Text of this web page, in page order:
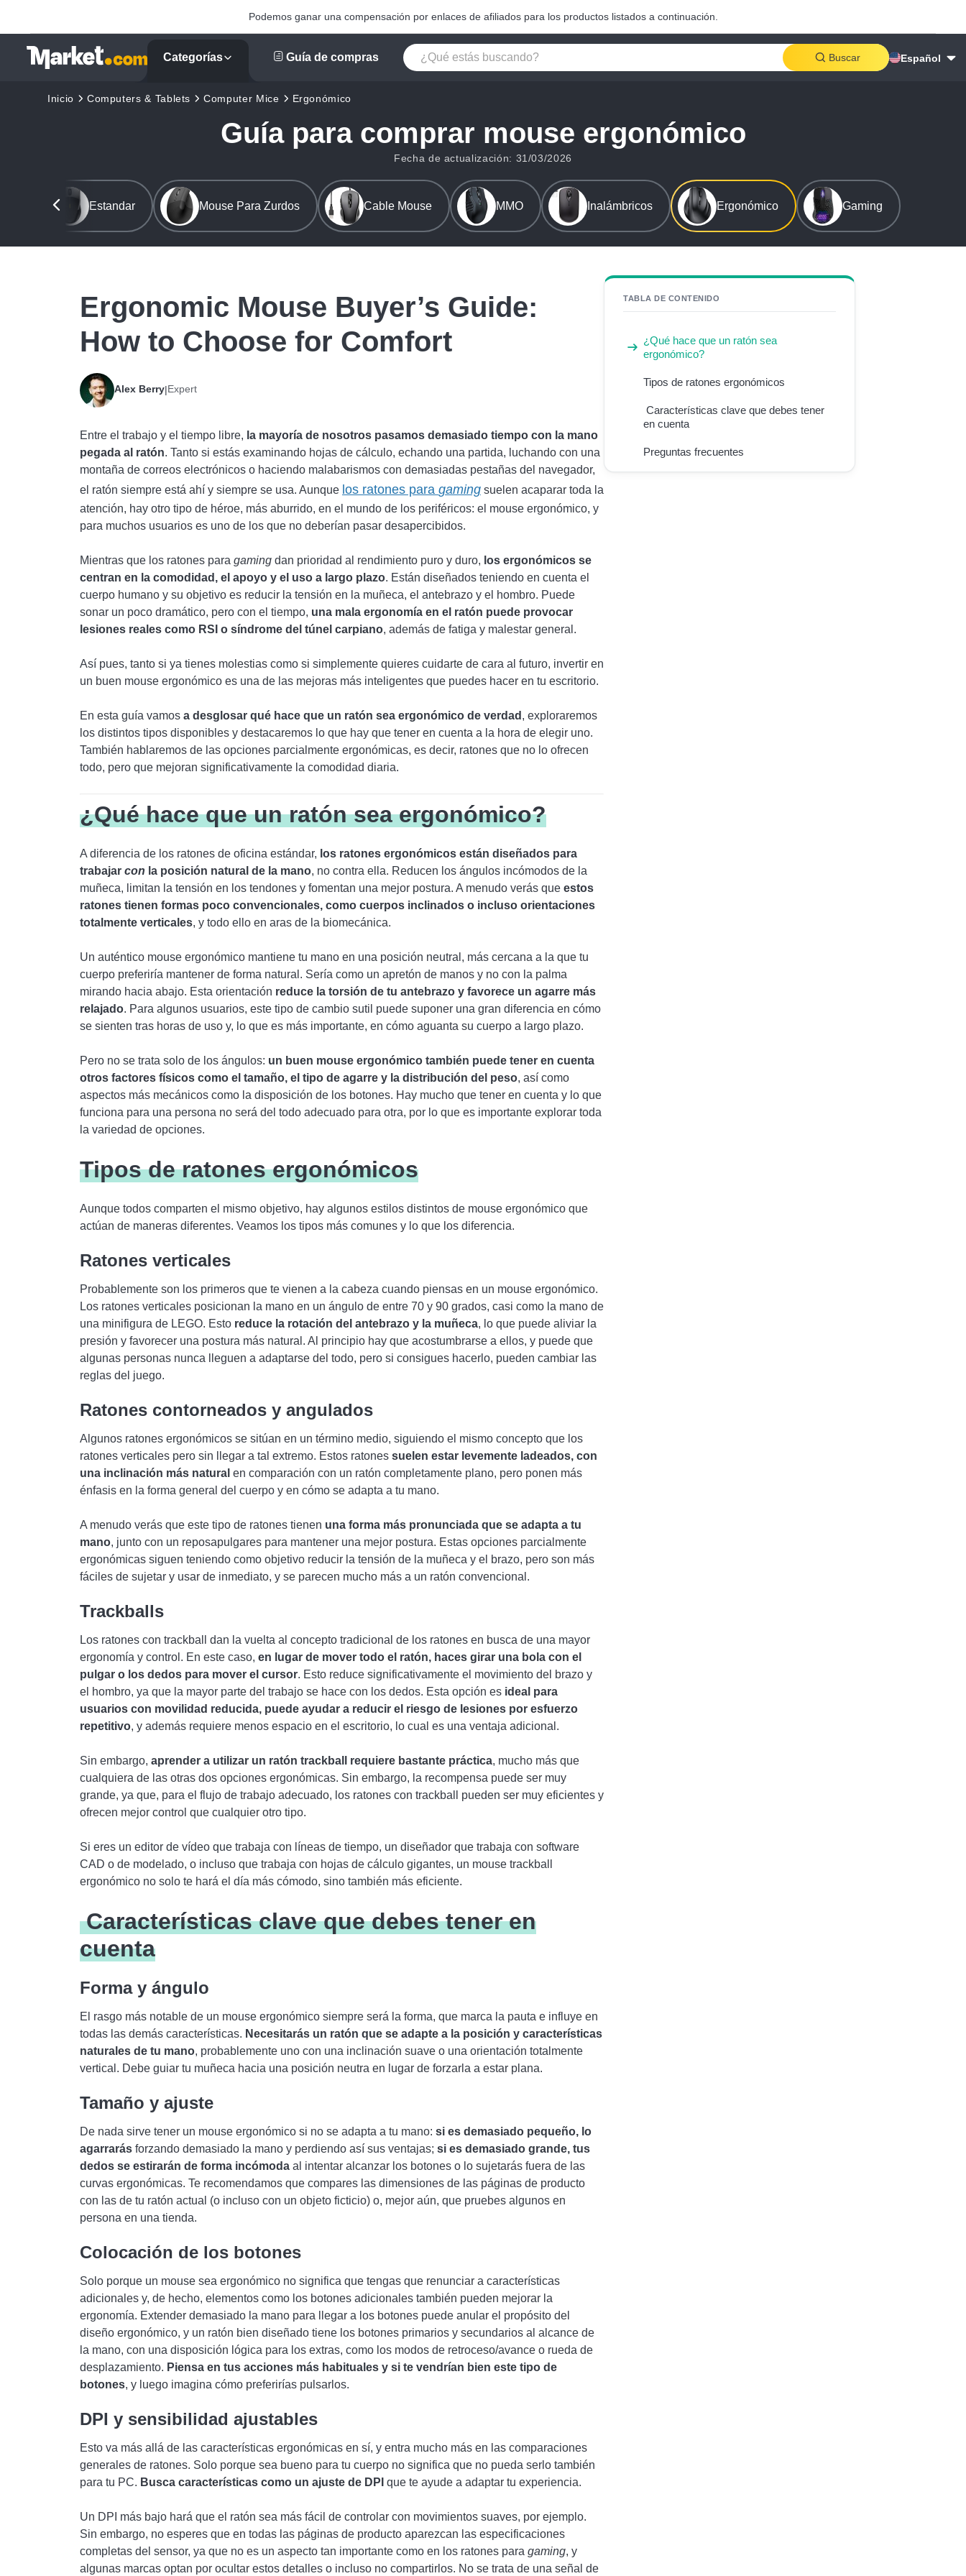
Podemos ganar una compensación por enlaces de afiliados para los productos listados a continuación.
Categorías Guía de compras Buscar Español
Inicio Computers & Tablets Computer Mice Ergonómico
Guía para comprar mouse ergonómico
Fecha de actualización: 31/03/2026
Estandar Mouse Para Zurdos Cable Mouse MMO Inalámbricos Ergonómico Gaming
Ergonomic Mouse Buyer’s Guide:
How to Choose for Comfort
Alex Berry|Expert
Entre el trabajo y el tiempo libre, la mayoría de nosotros pasamos demasiado tiempo con la mano
pegada al ratón. Tanto si estás examinando hojas de cálculo, echando una partida, luchando con una
montaña de correos electrónicos o haciendo malabarismos con demasiadas pestañas del navegador,
el ratón siempre está ahí y siempre se usa. Aunque los ratones para gaming suelen acaparar toda la
atención, hay otro tipo de héroe, más aburrido, en el mundo de los periféricos: el mouse ergonómico, y
para muchos usuarios es uno de los que no deberían pasar desapercibidos.
Mientras que los ratones para gaming dan prioridad al rendimiento puro y duro, los ergonómicos se
centran en la comodidad, el apoyo y el uso a largo plazo. Están diseñados teniendo en cuenta el
cuerpo humano y su objetivo es reducir la tensión en la muñeca, el antebrazo y el hombro. Puede
sonar un poco dramático, pero con el tiempo, una mala ergonomía en el ratón puede provocar
lesiones reales como RSI o síndrome del túnel carpiano, además de fatiga y malestar general.
Así pues, tanto si ya tienes molestias como si simplemente quieres cuidarte de cara al futuro, invertir en
un buen mouse ergonómico es una de las mejoras más inteligentes que puedes hacer en tu escritorio.
En esta guía vamos a desglosar qué hace que un ratón sea ergonómico de verdad , exploraremos
los distintos tipos disponibles y destacaremos lo que hay que tener en cuenta a la hora de elegir uno.
También hablaremos de las opciones parcialmente ergonómicas, es decir, ratones que no lo ofrecen
todo, pero que mejoran significativamente la comodidad diaria.
¿Qué hace que un ratón sea ergonómico?
A diferencia de los ratones de oficina estándar, los ratones ergonómicos están diseñados para
trabajar con la posición natural de la mano, no contra ella. Reducen los ángulos incómodos de la
muñeca, limitan la tensión en los tendones y fomentan una mejor postura. A menudo verás que estos
ratones tienen formas poco convencionales, como cuerpos inclinados o incluso orientaciones
totalmente verticales, y todo ello en aras de la biomecánica.
Un auténtico mouse ergonómico mantiene tu mano en una posición neutral, más cercana a la que tu
cuerpo preferiría mantener de forma natural. Sería como un apretón de manos y no con la palma
mirando hacia abajo. Esta orientación reduce la torsión de tu antebrazo y favorece un agarre más
relajado. Para algunos usuarios, este tipo de cambio sutil puede suponer una gran diferencia en cómo
se sienten tras horas de uso y, lo que es más importante, en cómo aguanta su cuerpo a largo plazo.
Pero no se trata solo de los ángulos: un buen mouse ergonómico también puede tener en cuenta
otros factores físicos como el tamaño, el tipo de agarre y la distribución del peso, así como
aspectos más mecánicos como la disposición de los botones. Hay mucho que tener en cuenta y lo que
funciona para una persona no será del todo adecuado para otra, por lo que es importante explorar toda
la variedad de opciones.
Tipos de ratones ergonómicos
Aunque todos comparten el mismo objetivo, hay algunos estilos distintos de mouse ergonómico que
actúan de maneras diferentes. Veamos los tipos más comunes y lo que los diferencia.
Ratones verticales
Probablemente son los primeros que te vienen a la cabeza cuando piensas en un mouse ergonómico.
Los ratones verticales posicionan la mano en un ángulo de entre 70 y 90 grados, casi como la mano de
una minifigura de LEGO. Esto reduce la rotación del antebrazo y la muñeca, lo que puede aliviar la
presión y favorecer una postura más natural. Al principio hay que acostumbrarse a ellos, y puede que
algunas personas nunca lleguen a adaptarse del todo, pero si consigues hacerlo, pueden cambiar las
reglas del juego.
Ratones contorneados y angulados
Algunos ratones ergonómicos se sitúan en un término medio, siguiendo el mismo concepto que los
ratones verticales pero sin llegar a tal extremo. Estos ratones suelen estar levemente ladeados, con
una inclinación más natural en comparación con un ratón completamente plano, pero ponen más
énfasis en la forma general del cuerpo y en cómo se adapta a tu mano.
A menudo verás que este tipo de ratones tienen una forma más pronunciada que se adapta a tu
mano, junto con un reposapulgares para mantener una mejor postura. Estas opciones parcialmente
ergonómicas siguen teniendo como objetivo reducir la tensión de la muñeca y el brazo, pero son más
fáciles de sujetar y usar de inmediato, y se parecen mucho más a un ratón convencional.
Trackballs
Los ratones con trackball dan la vuelta al concepto tradicional de los ratones en busca de una mayor
ergonomía y control. En este caso, en lugar de mover todo el ratón, haces girar una bola con el
pulgar o los dedos para mover el cursor. Esto reduce significativamente el movimiento del brazo y
el hombro, ya que la mayor parte del trabajo se hace con los dedos. Esta opción es ideal para
usuarios con movilidad reducida, puede ayudar a reducir el riesgo de lesiones por esfuerzo
repetitivo, y además requiere menos espacio en el escritorio, lo cual es una ventaja adicional.
Sin embargo, aprender a utilizar un ratón trackball requiere bastante práctica, mucho más que
cualquiera de las otras dos opciones ergonómicas. Sin embargo, la recompensa puede ser muy
grande, ya que, para el flujo de trabajo adecuado, los ratones con trackball pueden ser muy eficientes y
ofrecen mejor control que cualquier otro tipo.
Si eres un editor de vídeo que trabaja con líneas de tiempo, un diseñador que trabaja con software
CAD o de modelado, o incluso que trabaja con hojas de cálculo gigantes, un mouse trackball
ergonómico no solo te hará el día más cómodo, sino también más eficiente.
Características clave que debes tener en
cuenta
Forma y ángulo
El rasgo más notable de un mouse ergonómico siempre será la forma, que marca la pauta e influye en
todas las demás características. Necesitarás un ratón que se adapte a la posición y características
naturales de tu mano, probablemente uno con una inclinación suave o una orientación totalmente
vertical. Debe guiar tu muñeca hacia una posición neutra en lugar de forzarla a estar plana.
Tamaño y ajuste
De nada sirve tener un mouse ergonómico si no se adapta a tu mano: si es demasiado pequeño, lo
agarrarás forzando demasiado la mano y perdiendo así sus ventajas; si es demasiado grande, tus
dedos se estirarán de forma incómoda al intentar alcanzar los botones o lo sujetarás fuera de las
curvas ergonómicas. Te recomendamos que compares las dimensiones de las páginas de producto
con las de tu ratón actual (o incluso con un objeto ficticio) o, mejor aún, que pruebes algunos en
persona en una tienda.
Colocación de los botones
Solo porque un mouse sea ergonómico no significa que tengas que renunciar a características
adicionales y, de hecho, elementos como los botones adicionales también pueden mejorar la
ergonomía. Extender demasiado la mano para llegar a los botones puede anular el propósito del
diseño ergonómico, y un ratón bien diseñado tiene los botones primarios y secundarios al alcance de
la mano, con una disposición lógica para los extras, como los modos de retroceso/avance o rueda de
desplazamiento. Piensa en tus acciones más habituales y si te vendrían bien este tipo de
botones, y luego imagina cómo preferirías pulsarlos.
DPI y sensibilidad ajustables
Esto va más allá de las características ergonómicas en sí, y entra mucho más en las comparaciones
generales de ratones. Solo porque sea bueno para tu cuerpo no significa que no pueda serlo también
para tu PC. Busca características como un ajuste de DPI que te ayude a adaptar tu experiencia.
Un DPI más bajo hará que el ratón sea más fácil de controlar con movimientos suaves, por ejemplo.
Sin embargo, no esperes que en todas las páginas de producto aparezcan las especificaciones
completas del sensor, ya que no es un aspecto tan importante como en los ratones para gaming, y
algunas marcas optan por ocultar estos detalles o incluso no compartirlos. No se trata de una señal de
TABLA DE CONTENIDO
¿Qué hace que un ratón sea
ergonómico?
Tipos de ratones ergonómicos
Características clave que debes tener
en cuenta
Preguntas frecuentes